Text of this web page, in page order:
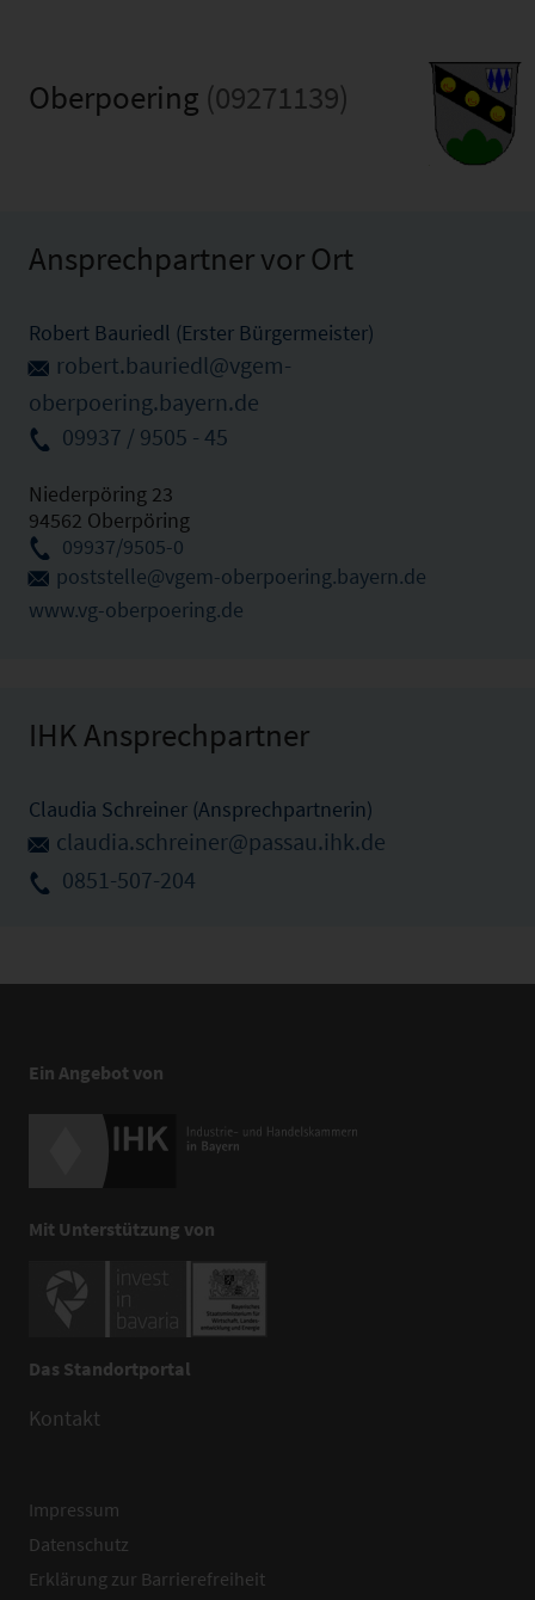
Oberpoering (09271139)
Ansprechpartner vor Ort
Robert Bauriedl (Erster Bürgermeister)
robert.bauriedl@vgem-
oberpoering.bayern.de
09937 / 9505 - 45
Niederpöring 23
94562 Oberpöring
09937/9505-0
poststelle@vgem-oberpoering.bayern.de
www.vg-oberpoering.de
IHK Ansprechpartner
Claudia Schreiner (Ansprechpartnerin)
claudia.schreiner@passau.ihk.de
0851-507-204
Ein Angebot von
Mit Unterstützung von
Das Standortportal
Kontakt
Impressum
Datenschutz
Erklärung zur Barrierefreiheit